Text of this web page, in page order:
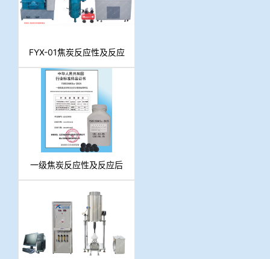
FYX-01焦炭反应性及反应
后强度制样系统
一级焦炭反应性及反应后
强度标样